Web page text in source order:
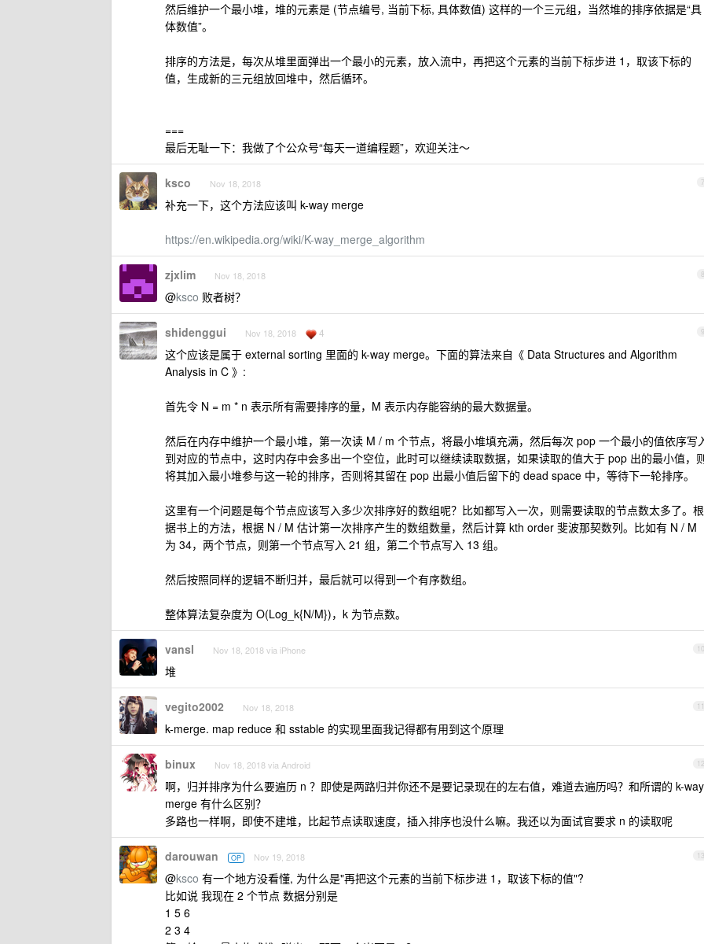
然后维护一个最小堆，堆的元素是 (节点编号, 当前下标, 具体数值) 这样的一个三元组，当然堆的排序依据是“具
体数值”。
排序的方法是，每次从堆里面弹出一个最小的元素，放入流中，再把这个元素的当前下标步进 1，取该下标的
值，生成新的三元组放回堆中，然后循环。
===
最后无耻一下：我做了个公众号“每天一道编程题”，欢迎关注～
7
ksco Nov 18, 2018
补充一下，这个方法应该叫 k-way merge
https://en.wikipedia.org/wiki/K-way_merge_algorithm
8
zjxlim Nov 18, 2018
@ksco 败者树？
9
shidenggui Nov 18, 2018 4
这个应该是属于 external sorting 里面的 k-way merge。下面的算法来自《 Data Structures and Algorithm
Analysis in C 》:
首先令 N = m * n 表示所有需要排序的量，M 表示内存能容纳的最大数据量。
然后在内存中维护一个最小堆，第一次读 M / m 个节点，将最小堆填充满，然后每次 pop 一个最小的值依序写
到对应的节点中，这时内存中会多出一个空位，此时可以继续读取数据，如果读取的值大于 pop 出的最小值，
将其加入最小堆参与这一轮的排序，否则将其留在 pop 出最小值后留下的 dead space 中，等待下一轮排序。
这里有一个问题是每个节点应该写入多少次排序好的数组呢？比如都写入一次，则需要读取的节点数太多了。根
据书上的方法，根据 N / M 估计第一次排序产生的数组数量，然后计算 kth order 斐波那契数列。比如有 N / M
为 34，两个节点，则第一个节点写入 21 组，第二个节点写入 13 组。
然后按照同样的逻辑不断归并，最后就可以得到一个有序数组。
整体算法复杂度为 O(Log_k{N/M})，k 为节点数。
10
vansl Nov 18, 2018 via iPhone
堆
11
vegito2002 Nov 18, 2018
k-merge. map reduce 和 sstable 的实现里面我记得都有用到这个原理
12
binux Nov 18, 2018 via Android
啊，归并排序为什么要遍历 n ？即使是两路归并你还不是要记录现在的左右值，难道去遍历吗？和所谓的 k-way
merge 有什么区别？
多路也一样啊，即使不建堆，比起节点读取速度，插入排序也没什么嘛。我还以为面试官要求 n 的读取呢
13
darouwan OP Nov 19, 2018
@ksco 有一个地方没看懂, 为什么是"再把这个元素的当前下标步进 1，取该下标的值"?
比如说 我现在 2 个节点 数据分别是
1 5 6
2 3 4